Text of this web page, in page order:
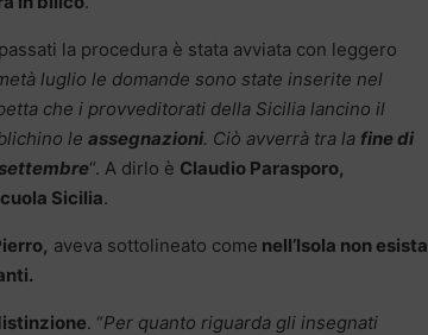
la procedura è stata avviata con leggero
luglio le domande sono state inserite nel
che i provveditorati della Sicilia lancino il
le assegnazioni. Ciò avverrà tra la fine di
“. A dirlo è Claudio Parasporo,
Sicilia.
aveva sottolineato come nell’Isola non esista
. “Per quanto riguarda gli insegnati